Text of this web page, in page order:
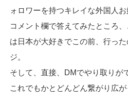
ォロワーを持つキレイな外国人
コメント欄で答えてみたところ
は日本が大好きでこの前、行っ
ジ。
そして、直接、DMでやり取りが
これでもかとどんどん繋がり広が